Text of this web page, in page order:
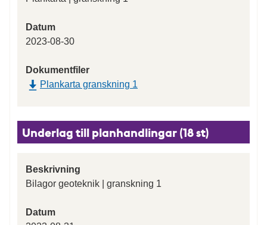
Datum
2023-08-30
Dokumentfiler
Plankarta granskning 1
Underlag till planhandlingar (18 st)
Beskrivning
Bilagor geoteknik | granskning 1
Datum